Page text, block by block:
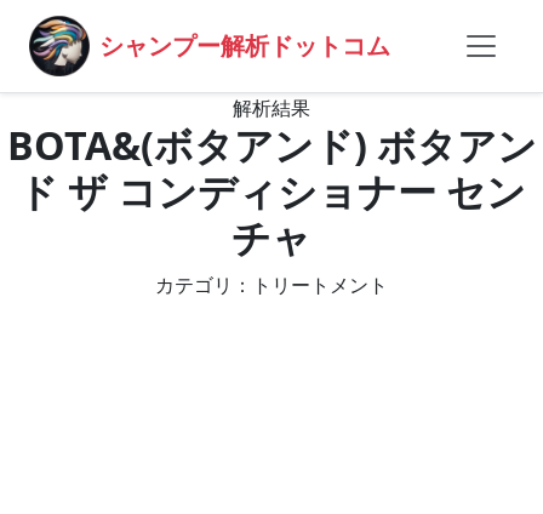
シャンプー解析ドットコム
解析結果
BOTA&(ボタアンド) ボタアン
ド ザ コンディショナー セン
チャ
カテゴリ：トリートメント